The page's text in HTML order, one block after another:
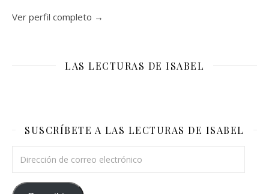
Ver perfil completo →
LAS LECTURAS DE ISABEL
SUSCRÍBETE A LAS LECTURAS DE ISABEL